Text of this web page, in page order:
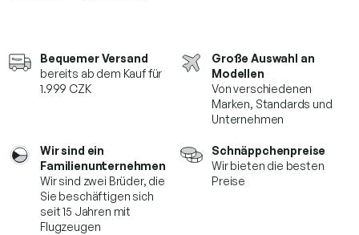
Bequemer Versand
bereits ab dem Kauf für
1.999 CZK
Große Auswahl an
Modellen
Von verschiedenen
Marken, Standards und
Unternehmen
Wir sind ein
Familienunternehmen
Wir sind zwei Brüder, die
Sie beschäftigen sich
seit 15 Jahren mit
Flugzeugen
Schnäppchenpreise
Wir bieten die besten
Preise